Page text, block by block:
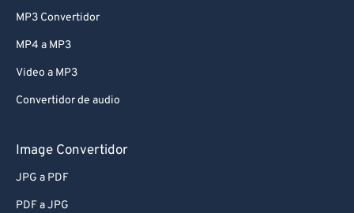
MP3 Convertidor
MP4 a MP3
Video a MP3
Convertidor de audio
Image Convertidor
JPG a PDF
PDF a JPG